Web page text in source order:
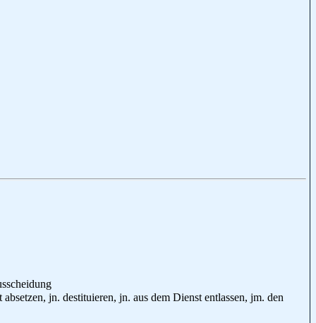
jn. destituieren, jn. aus dem Dienst entlassen, jm. den